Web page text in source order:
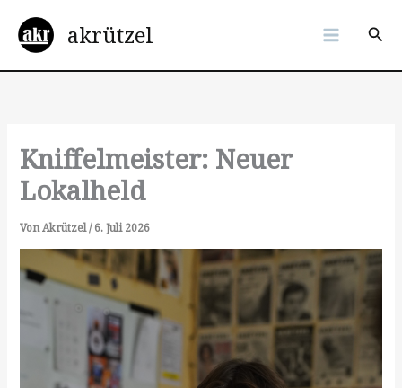
Inhalt
springen
akrützel
Kniffelmeister: Neuer
Lokalheld
VonAkrützel/6. Juli 2026